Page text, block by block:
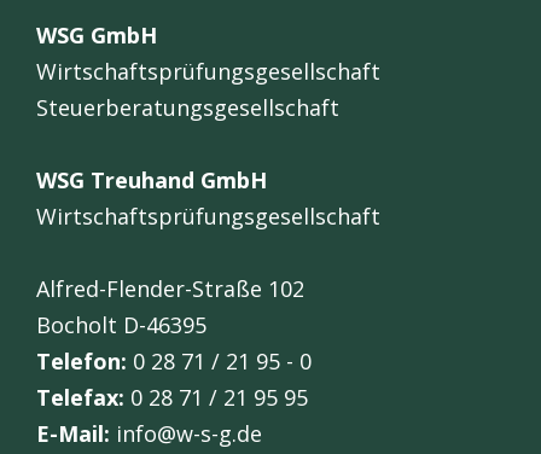
WSG GmbH
Wirtschaftsprüfungsgesellschaft
Steuerberatungsgesellschaft
WSG Treuhand GmbH
Wirtschaftsprüfungsgesellschaft
Alfred-Flender-Straße 102
Bocholt D-46395
Telefon: 0 28 71 / 21 95 - 0
Telefax: 0 28 71 / 21 95 95
E-Mail: info@w-s-g.de